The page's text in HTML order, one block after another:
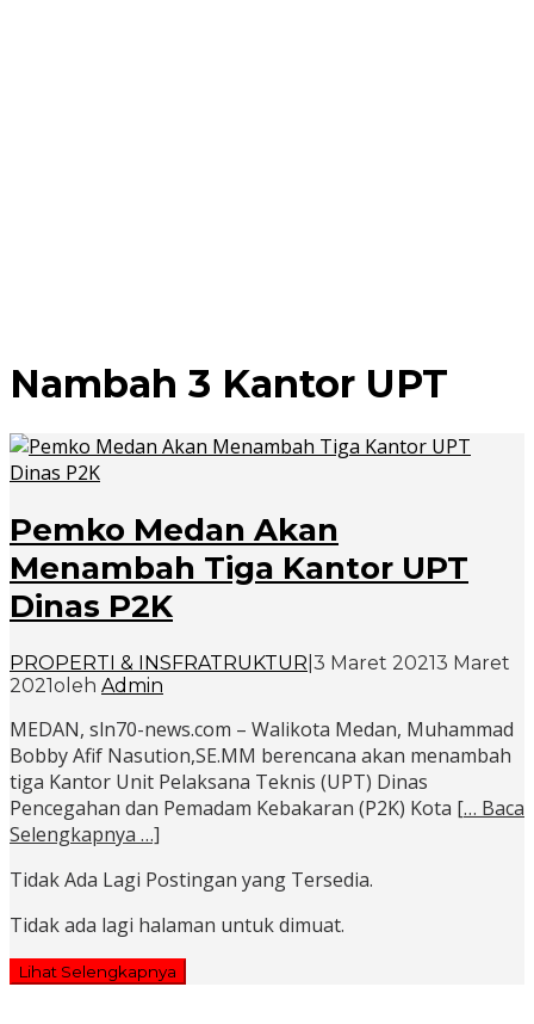
Nambah 3 Kantor UPT
Pemko Medan Akan
Menambah Tiga Kantor UPT
Dinas P2K
PROPERTI & INSFRATRUKTUR 3 Maret 20213 Maret
2021oleh Admin
MEDAN, sln70-news.com – Walikota Medan, Muhammad
Bobby Afif Nasution,SE.MM berencana akan menambah
tiga Kantor Unit Pelaksana Teknis (UPT) Dinas
Pencegahan dan Pemadam Kebakaran (P2K) Kota [… Baca
Selengkapnya …]
Tidak Ada Lagi Postingan yang Tersedia.
Tidak ada lagi halaman untuk dimuat.
Lihat Selengkapnya